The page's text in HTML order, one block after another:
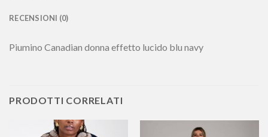
RECENSIONI (0)
Piumino Canadian donna effetto lucido blu navy
PRODOTTI CORRELATI